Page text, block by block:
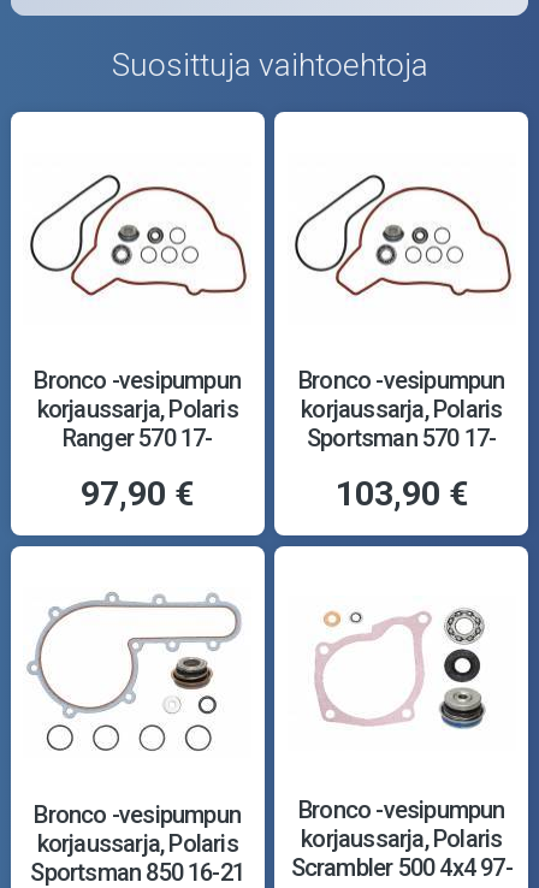
Suosittuja vaihtoehtoja
Bronco -vesipumpun
korjaussarja, Polaris
Ranger 570 17-
97,90 €
Bronco -vesipumpun
korjaussarja, Polaris
Sportsman 570 17-
103,90 €
Bronco -vesipumpun
korjaussarja, Polaris
Sportsman 850 16-21
Bronco -vesipumpun
korjaussarja, Polaris
Scrambler 500 4x4 97-